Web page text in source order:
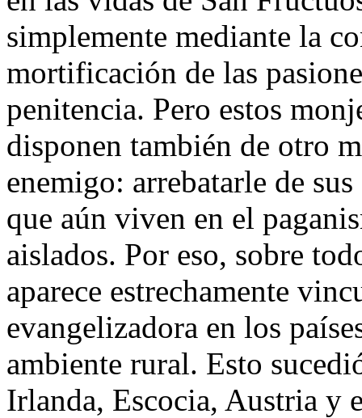
simplemente mediante la
mortificación de las
penitencia. Pero estos
disponen también de otro
enemigo: arrebatarle de
que aún viven en el
aislados. Por eso, sobre
aparece estrechamente
evangelizadora en los
ambiente rural. Esto
Irlanda, Escocia, Austria y